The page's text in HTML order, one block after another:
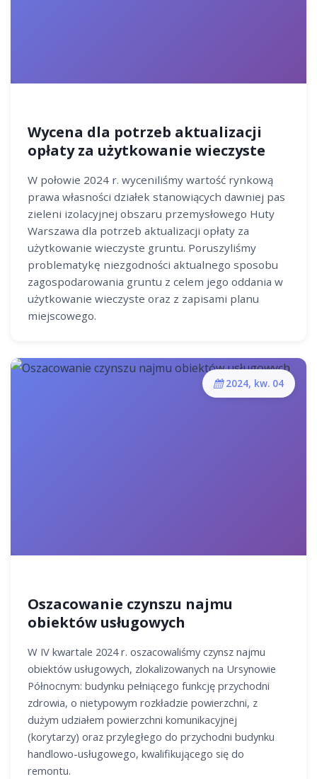
Wycena dla potrzeb aktualizacji
opłaty za użytkowanie wieczyste
W połowie 2024 r. wyceniliśmy wartość rynkową
prawa własności działek stanowiących dawniej pas
zieleni izolacyjnej obszaru przemysłowego Huty
Warszawa dla potrzeb aktualizacji opłaty za
użytkowanie wieczyste gruntu. Poruszyliśmy
problematykę niezgodności aktualnego sposobu
zagospodarowania gruntu z celem jego oddania w
użytkowanie wieczyste oraz z zapisami planu
miejscowego.
2024, kw. 04
Oszacowanie czynszu najmu
obiektów usługowych
W IV kwartale 2024 r. oszacowaliśmy czynsz najmu
obiektów usługowych, zlokalizowanych na Ursynowie
Północnym: budynku pełniącego funkcję przychodni
zdrowia, o nietypowym rozkładzie powierzchni, z
dużym udziałem powierzchni komunikacyjnej
(korytarzy) oraz przyległego do przychodni budynku
handlowo-usługowego, kwalifikującego się do
remontu.